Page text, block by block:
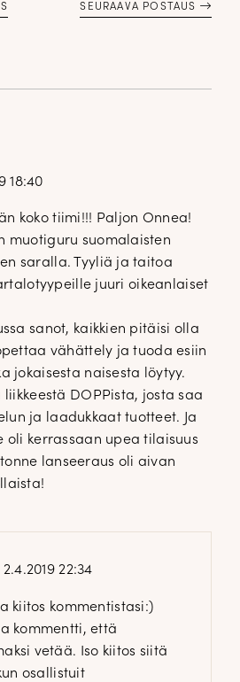
SEURAAVA POSTAUS
18:40
koko tiimi!!! Paljon Onnea!
muotiguru suomalaisten
saralla. Tyyliä ja taitoa
juuri oikeanlaiset
sanot, kaikkien pitäisi olla
vähättely ja tuoda esiin
jokaisesta naisesta löytyy.
DOPPista, josta saa
ja laadukkaat tuotteet. Ja
oli kerrassaan upea tilaisuus
lanseeraus oli aivan
2.4.2019 22:34
kiitos kommentistasi:)
kommentti, että
vetää. Iso kiitos siitä
osallistuit